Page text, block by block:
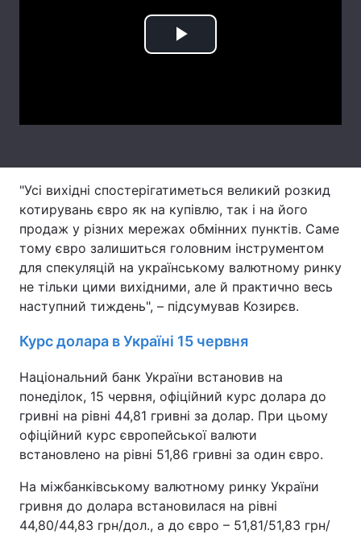
Тема оформлення
Play
"Усі вихідні спостерігатиметься великий розкид
котирувань євро як на купівлю, так і на його
продаж у різних мережах обмінних пунктів. Саме
тому євро залишиться головним інструментом
для спекуляцій на українському валютному ринку
не тільки цими вихідними, але й практично весь
наступний тиждень", – підсумував Козирєв.
Курс долара в Україні 15 червня
Національний банк України встановив на
понеділок, 15 червня, офіційний курс долара до
гривні на рівні 44,81 гривні за долар. При цьому
офіційний курс європейської валюти
встановлено на рівні 51,86 гривні за один євро.
На міжбанківському валютному ринку України
гривня до долара встановилася на рівні
44,80/44,83 грн/дол., а до євро – 51,81/51,83 грн/